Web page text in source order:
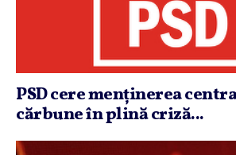
PSD cere menţinerea
cărbune în plină criză...